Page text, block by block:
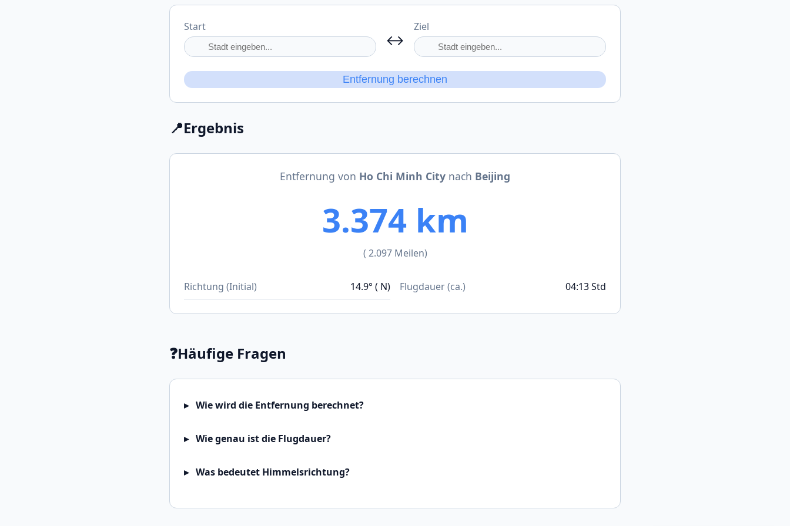
Start
↔
Ziel
Entfernung berechnen
📍Ergebnis
Entfernung von Ho Chi Minh City nach Beijing
3.374 km
( 2.097 Meilen)
Richtung (Initial) 14.9° ( N) Flugdauer (ca.) 04:13 Std
❓Häufige Fragen
Wie wird die Entfernung berechnet?
Wie genau ist die Flugdauer?
Was bedeutet Himmelsrichtung?